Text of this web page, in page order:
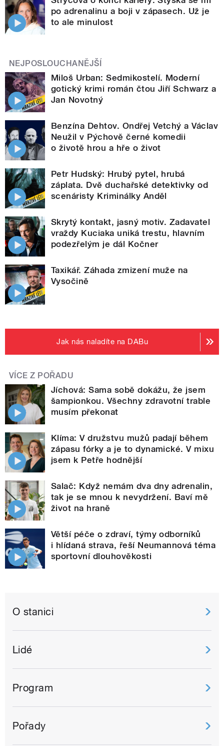
po adrenalinu a boji v zápasech. Už je
to ale minulost
NEJPOSLOUCHANĚJŠÍ
Miloš Urban: Sedmikostelí. Moderní
gotický krimi román čtou Jiří Schwarz a
Jan Novotný
Benzína Dehtov. Ondřej Vetchý a Václav
Neužil v Pýchově černé komedii
o životě hrou a hře o život
Petr Hudský: Hrubý pytel, hrubá
záplata. Dvě duchařské detektivky od
scenáristy Kriminálky Anděl
Skrytý kontakt, jasný motiv. Zadavatel
vraždy Kuciaka uniká trestu, hlavním
podezřelým je dál Kočner
Taxikář. Záhada zmizení muže na
Vysočině
Jak nás naladíte na DABu
VÍCE Z POŘADU
Jíchová: Sama sobě dokážu, že jsem
šampionkou. Všechny zdravotní trable
musím překonat
Klíma: V družstvu mužů padají během
zápasu fórky a je to dynamické. V mixu
jsem k Petře hodnější
Salač: Když nemám dva dny adrenalin,
tak je se mnou k nevydržení. Baví mě
život na hraně
Větší péče o zdraví, týmy odborníků
i hlídaná strava, řeší Neumannová téma
sportovní dlouhověkosti
O stanici
Lidé
Program
Pořady